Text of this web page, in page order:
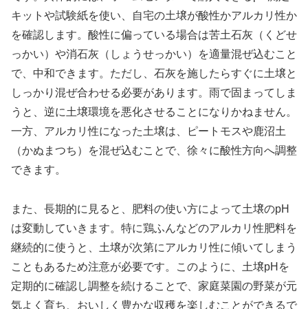
キットや試験紙を使い、自宅の土壌が酸性かアルカリ性か
を確認します。酸性に偏っている場合は苦土石灰（くどせ
っかい）や消石灰（しょうせっかい）を適量混ぜ込むこと
で、中和できます。ただし、石灰を施したらすぐに土壌と
しっかり混ぜ合わせる必要があります。雨で固まってしま
うと、逆に土壌環境を悪化させることになりかねません。
一方、アルカリ性になった土壌は、ピートモスや鹿沼土
（かぬまつち）を混ぜ込むことで、徐々に酸性方向へ調整
できます。
また、長期的に見ると、肥料の使い方によって土壌のpH
は変動していきます。特に鶏ふんなどのアルカリ性肥料を
継続的に使うと、土壌が次第にアルカリ性に傾いてしまう
こともあるため注意が必要です。このように、土壌pHを
定期的に確認し調整を続けることで、家庭菜園の野菜が元
気よく育ち、おいしく豊かな収穫を楽しむことができるで